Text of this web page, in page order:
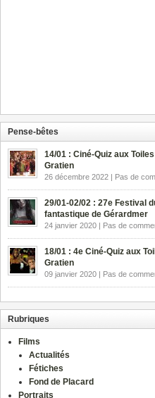
Pense-bêtes
14/01 : Ciné-Quiz aux
Gratien
26 décembre 2022 | Pas de
29/01-02/02 : 27e Festival
fantastique de Gérardmer
24 janvier 2020 | Pas de
18/01 : 4e Ciné-Quiz aux
Gratien
09 janvier 2020 | Pas de
Rubriques
Films
Actualités
Fétiches
Fond de Placard
Portraits